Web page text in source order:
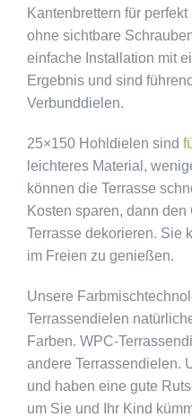
Kantenbrettern für
ohne sichtbare
einfache Installation mit
Ergebnis und sind
Verbunddielen.
25×150 Hohldielen sind
leichteres Material,
können die Terrasse
Kosten sparen, dann
Terrasse dekorieren. Sie
im Freien zu genießen.
Unsere
Terrassendielen
Farben. WPC-
andere Terrassendielen.
und haben eine gute
um Sie und Ihr Kind